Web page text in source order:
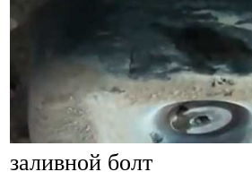
заливной болт